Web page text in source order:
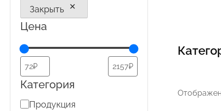
Закрыть
Цена
Категория
Категория
Продукция